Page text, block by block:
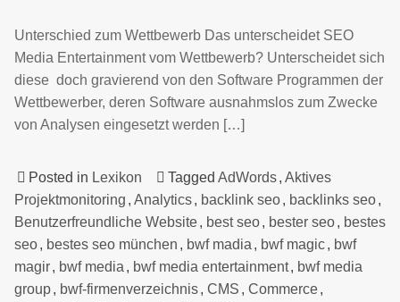
Unterschied zum Wettbewerb Das unterscheidet SEO
Media Entertainment vom Wettbewerb? Unterscheidet sich
diese doch gravierend von den Software Programmen der
Wettbewerber, deren Software ausnahmslos zum Zwecke
von Analysen eingesetzt werden […]
Posted in Lexikon Tagged AdWords, Aktives
Projektmonitoring , Analytics, backlink seo, backlinks seo,
Benutzerfreundliche Website, best seo, bester seo, bestes
seo, bestes seo münchen , bwf madia , bwf magic, bwf
magir, bwf media , bwf media entertainment, bwf media
group, bwf-firmenverzeichnis, CMS , Commerce,